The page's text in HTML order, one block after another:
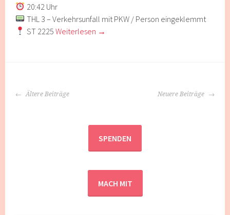
20:42 Uhr
THL 3 – Verkehrsunfall mit PKW / Person eingeklemmt
ST 2225 Weiterlesen →
BEITRAGS-
Ältere Beiträge Neuere Beiträge
SPENDEN
MACH MIT